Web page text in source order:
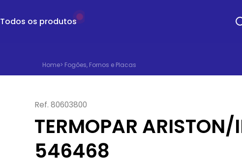
Todos os produtos
Home> Fogões, Fornos e Placas
Ref. 80603800
TERMOPAR ARISTON/
546468